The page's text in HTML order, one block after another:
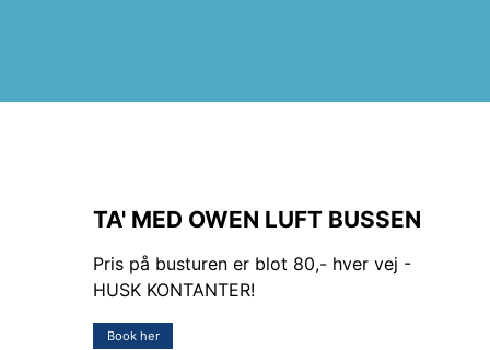
TA' MED OWEN LUFT BUSSEN
Pris på busturen er blot 80,- hver vej -
HUSK KONTANTER!
Book her